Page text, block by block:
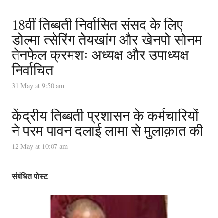
18वीं तिब्बती निर्वासित संसद के लिए
डोल्मा त्सेरिंग तेयखांग और खेनपो सोनम
तेनफेल क्रमशः अध्यक्ष और उपाध्यक्ष
निर्वाचित
31 May at 9:50 am
केंद्रीय तिब्बती प्रशासन के कर्मचारियों
ने परम पावन दलाई लामा से मुलाक़ात की
12 May at 10:07 am
संबंधित पोस्ट